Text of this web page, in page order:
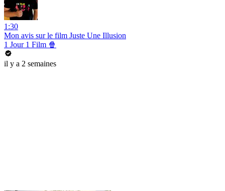
1:30
Mon avis sur le film Juste Une Illusion
1 Jour 1 Film 🍿
il y a 2 semaines